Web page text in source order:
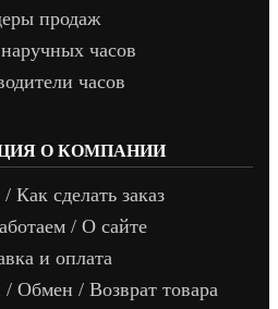
продаж
часов
часов
О КОМПАНИИ
Как сделать заказ
/ О сайте
и оплата
/ Обмен / Возврат товара